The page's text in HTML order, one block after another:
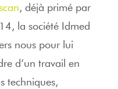
, déjà primé par
la société Idmed
nous pour lui
d’un travail en
techniques,